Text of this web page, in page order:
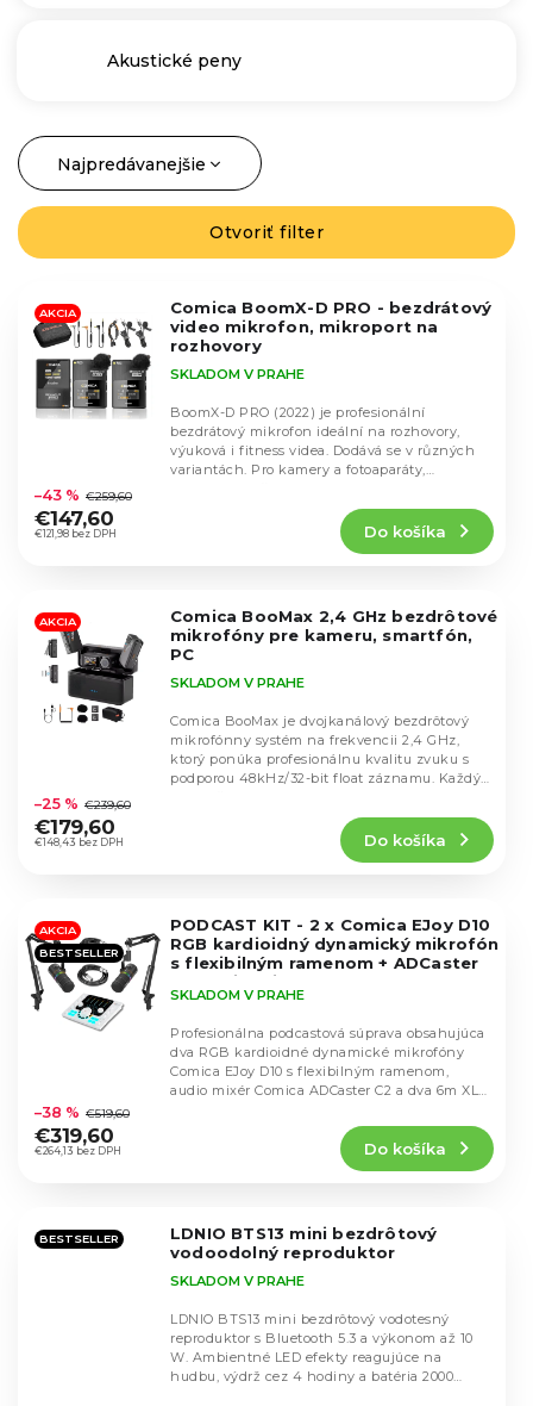
Akustické peny
R
a
d
e
Najpredávanejšie
Najlacnejšie
Otvoriť filter
V
AKCIA
Comica BoomX-D PRO - bezdrátový
video mikrofon, mikroport na
rozhovory
hodnotenie
produktu
je
hviezdičiek.
SKLADOM V PRAHE
€121,98 bez DPH
–43 % €259,60
€147,60
Do košíka
BoomX-D PRO (2022) je profesionální
bezdrátový mikrofon ideální na rozhovory,
výuková i fitness videa. Dodává se v různých
variantách. Pro kamery a fotoaparáty,
AKCIA
Comica BooMax 2,4 GHz bezdrôtové
mikrofóny pre kameru, smartfón,
PC
hodnotenie
produktu
je
hviezdičiek.
SKLADOM V PRAHE
€148,43 bez DPH
–25 % €239,60
€179,60
Do košíka
Comica BooMax je dvojkanálový bezdrôtový
mikrofónny systém na frekvencii 2,4 GHz,
ktorý ponúka profesionálnu kvalitu zvuku s
podporou 48kHz/32-bit float záznamu. Každý
AKCIA
BESTSELLER
PODCAST KIT - 2 x Comica EJoy D10
RGB kardioidný dynamický mikrofón
s flexibilným ramenom + ADCaster
C2 Audio mixér + 2x 3m XLR kábel
hodnotenie
produktu
je
hviezdičiek.
SKLADOM V PRAHE
€264,13 bez DPH
–38 % €519,60
€319,60
Do košíka
Profesionálna podcastová súprava obsahujúca
dva RGB kardioidné dynamické mikrofóny
Comica EJoy D10 s flexibilným ramenom,
audio mixér Comica ADCaster C2 a dva 6m XLR
BESTSELLER
LDNIO BTS13 mini bezdrôtový
vodoodolný reproduktor
SKLADOM V PRAHE
LDNIO BTS13 mini bezdrôtový vodotesný
reproduktor s Bluetooth 5.3 a výkonom až 10
W. Ambientné LED efekty reagujúce na
hudbu, výdrž cez 4 hodiny a batéria 2000